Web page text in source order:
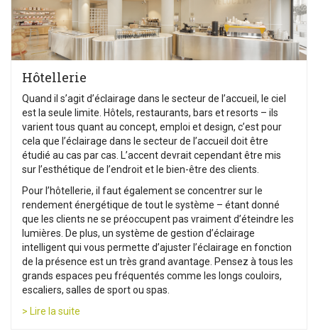
Hôtellerie
Quand il s’agit d’éclairage dans le secteur de l’accueil, le ciel
est la seule limite. Hôtels, restaurants, bars et resorts – ils
varient tous quant au concept, emploi et design, c’est pour
cela que l’éclairage dans le secteur de l’accueil doit être
étudié au cas par cas. L’accent devrait cependant être mis
sur l’esthétique de l’endroit et le bien-être des clients.
Pour l’hôtellerie, il faut également se concentrer sur le
rendement énergétique de tout le système – étant donné
que les clients ne se préoccupent pas vraiment d’éteindre les
lumières. De plus, un système de gestion d’éclairage
intelligent qui vous permette d’ajuster l’éclairage en fonction
de la présence est un très grand avantage. Pensez à tous les
grands espaces peu fréquentés comme les longs couloirs,
escaliers, salles de sport ou spas.
> Lire la suite